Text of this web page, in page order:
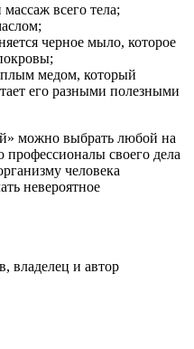
всего тела;
черное мыло, которое
медом, который
его разными полезными
можно выбрать любой на
своего дела
человека
невероятное
владелец и автор